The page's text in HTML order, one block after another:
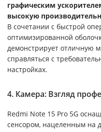
графическим
высокую
В сочетании с быстрой
оптимизированной
демонстрирует отличную
справляться с
настройках.
4. Камера: Взгляд
Redmi Note 15 Pro 5G
сенсором, нацеленным на